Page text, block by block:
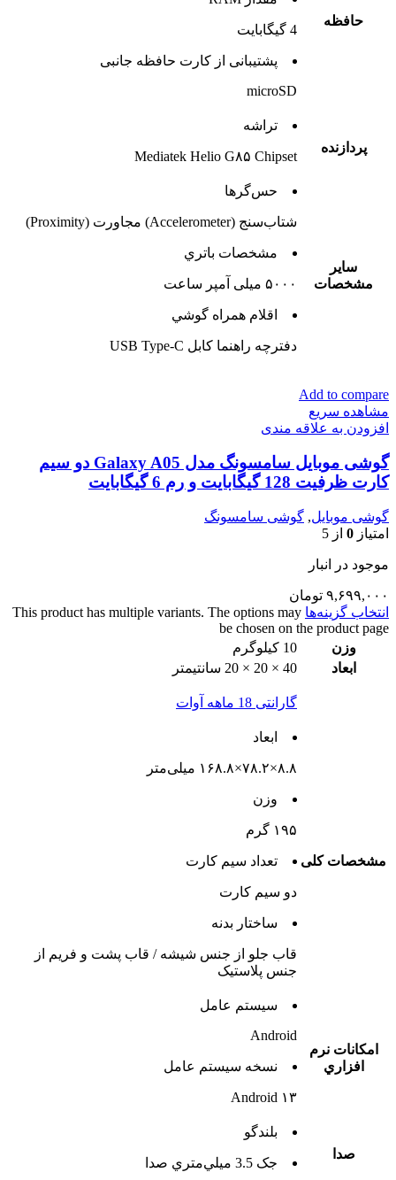
حافظه
4 گيگابايت
پشتيبانی از کارت حافظه جانبی
microSD
پردازنده
تراشه
Mediatek Helio G۸۵ Chipset
ساير
مشخصات
حس‌گرها
شتاب‌سنج (Accelerometer) مجاورت (Proximity)
مشخصات باتري
۵۰۰۰ میلی آمپر ساعت
اقلام همراه گوشي
دفترچه‌ راهنما کابل USB Type-C
Add to compare
مشاهده سریع
افزودن به علاقه مندی
گوشی موبایل سامسونگ مدل Galaxy A05 دو سیم
کارت ظرفیت 128 گیگابایت و رم 6 گیگابایت
گوشی موبایل, گوشی سامسونگ
امتیاز 0 از 5
موجود در انبار
۹,۶۹۹,۰۰۰ تومان
انتخاب گزینه‌ها This product has multiple variants. The options may
be chosen on the product page
وزن
10 کیلوگرم
ابعاد
40 × 20 × 20 سانتیمتر
گارانتی 18 ماهه آوات
مشخصات کلی
ابعاد
۸.۸×۷۸.۲×۱۶۸.۸ میلی‌متر
وزن
۱۹۵ گرم
تعداد سيم کارت
دو سيم کارت
ساختار بدنه
قاب جلو از جنس شیشه / قاب پشت و فریم از
جنس پلاستیک
امکانات نرم
افزاري
سيستم عامل
Android
نسخه سيستم عامل
Android ۱۳
صدا
بلندگو
جک 3.5 ميلي‌متري صدا